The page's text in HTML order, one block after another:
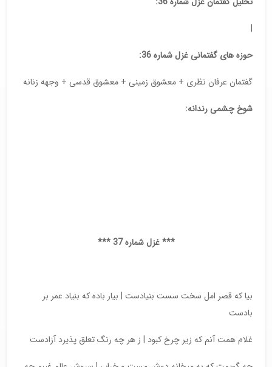
|
حوزه های گفتمانی غزل شماره 36:
گفتمان عرفان نظری + معشوق زمینی + معشوق قدسی + وجهه زنانه
شوخ چشمی رندانه:
*** غزل شماره 37 ***
بیا که قصر امل سخت سست بنیادست | بیار باده که بنیاد عمر بر
بادست
غلام همت آنم که زیر چرخ کبود | ز هر چه رنگ تعلق پذیرد آزادست